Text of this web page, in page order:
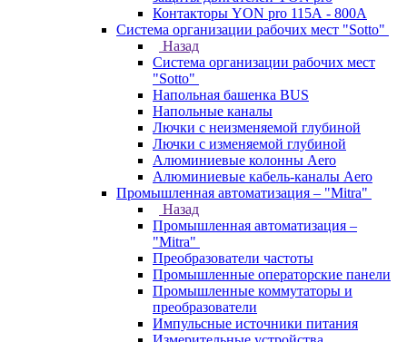
Контакторы YON pro 115А - 800А
Система организации рабочих мест "Sotto"
Назад
Система организации рабочих мест
"Sotto"
Напольная башенка BUS
Напольные каналы
Лючки с неизменяемой глубиной
Лючки с изменяемой глубиной
Алюминиевые колонны Aero
Алюминиевые кабель-каналы Aero
Промышленная автоматизация – "Mitra"
Назад
Промышленная автоматизация –
"Mitra"
Преобразователи частоты
Промышленные операторские панели
Промышленные коммутаторы и
преобразователи
Импульсные источники питания